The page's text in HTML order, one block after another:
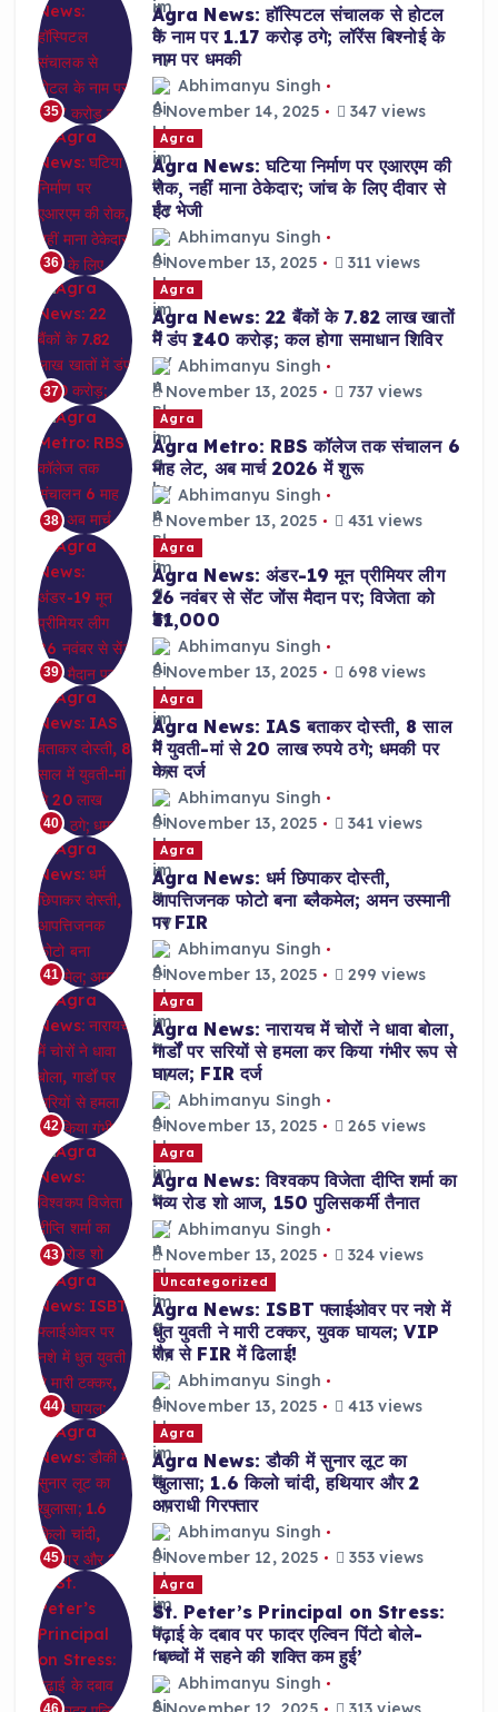
35
Agra News: हॉस्पिटल संचालक से होटल
के नाम पर 1.17 करोड़ ठगे; लॉरेंस बिश्नोई के
नाम पर धमकी
Abhimanyu Singh
November 14, 2025
347 views
36
Agra
Agra News: घटिया निर्माण पर एआरएम की
रोक, नहीं माना ठेकेदार; जांच के लिए दीवार से
ईंट भेजी
Abhimanyu Singh
November 13, 2025
311 views
37
Agra
Agra News: 22 बैंकों के 7.82 लाख खातों
में डंप ₹240 करोड़; कल होगा समाधान शिविर
Abhimanyu Singh
November 13, 2025
737 views
38
Agra
Agra Metro: RBS कॉलेज तक संचालन 6
माह लेट, अब मार्च 2026 में शुरू
Abhimanyu Singh
November 13, 2025
431 views
39
Agra
Agra News: अंडर-19 मून प्रीमियर लीग
26 नवंबर से सेंट जोंस मैदान पर; विजेता को
₹31,000
Abhimanyu Singh
November 13, 2025
698 views
40
Agra
Agra News: IAS बताकर दोस्ती, 8 साल
में युवती-मां से 20 लाख रुपये ठगे; धमकी पर
केस दर्ज
Abhimanyu Singh
November 13, 2025
341 views
41
Agra
Agra News: धर्म छिपाकर दोस्ती,
आपत्तिजनक फोटो बना ब्लैकमेल; अमन उस्मानी
पर FIR
Abhimanyu Singh
November 13, 2025
299 views
42
Agra
Agra News: नारायच में चोरों ने धावा बोला,
गार्डों पर सरियों से हमला कर किया गंभीर रूप से
घायल; FIR दर्ज
Abhimanyu Singh
November 13, 2025
265 views
43
Agra
Agra News: विश्वकप विजेता दीप्ति शर्मा का
भव्य रोड शो आज, 150 पुलिसकर्मी तैनात
Abhimanyu Singh
November 13, 2025
324 views
44
Uncategorized
Agra News: ISBT फ्लाईओवर पर नशे में
धुत युवती ने मारी टक्कर, युवक घायल; VIP
रौब से FIR में ढिलाई!
Abhimanyu Singh
November 13, 2025
413 views
45
Agra
Agra News: डौकी में सुनार लूट का
खुलासा; 1.6 किलो चांदी, हथियार और 2
अपराधी गिरफ्तार
Abhimanyu Singh
November 12, 2025
353 views
Agra
St. Peter’s Principal on Stress:
पढ़ाई के दबाव पर फादर एल्विन पिंटो बोले-
‘बच्चों में सहने की शक्ति कम हुई’
Abhimanyu Singh